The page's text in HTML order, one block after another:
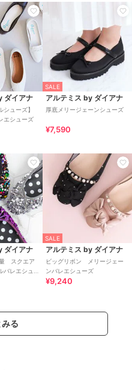
ダイアナ
シューズ】
エシューズ
SALE
アルテミス by ダイアナ
厚底メリージェーンシューズ
¥7,590
ダイアナ
量 スクエア
バレエシュ
》
SALE
アルテミス by ダイアナ
ビッグリボン メリージェー
ンバレエシューズ
¥9,240
みる